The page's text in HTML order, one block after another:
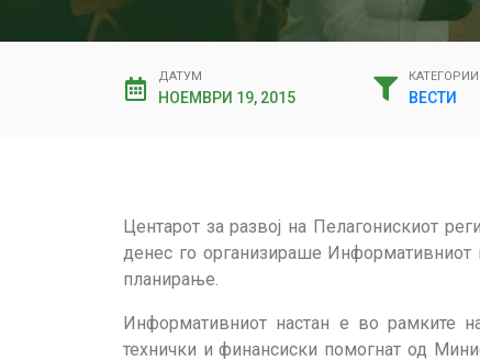
ДАТУМ
НОЕМВРИ 19, 2015
КАТЕГОРИИ
ВЕСТИ
Центарот за развој на Пелагонискиот
денес го организираше Информативниот
планирање.
Информативниот настан е во рамките
технички и финансиски помогнат од